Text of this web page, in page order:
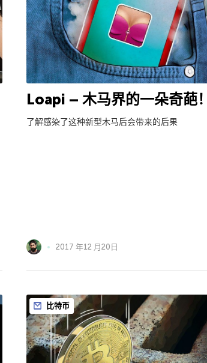
Loapi – 木马界的一朵奇葩！
了解感染了这种新型木马后会带来的后果
2017 年12 月20日
比特币